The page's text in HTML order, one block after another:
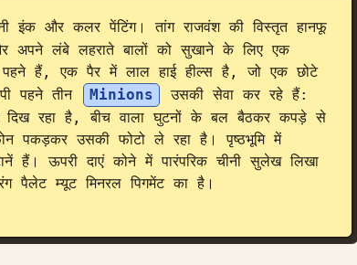
इंक और कलर पेंटिंग। तांग राजवंश की विस्तृत हानफू
अपने लंबे लहराते बालों को सुखाने के लिए एक
हैं, एक पैर में लाल हाई हील्स है, जो एक छोटे
पहने तीन
Minions
उसकी सेवा कर रहे हैं:
दिख रहा है, बीच वाला घुटनों के बल बैठकर कपड़े से
पकड़कर उसकी फोटो ले रहा है। पृष्ठभूमि में
ऊपरी दाएं कोने में पारंपरिक चीनी सुलेख लिखा
म्यूट मिनरल पिगमेंट का है।